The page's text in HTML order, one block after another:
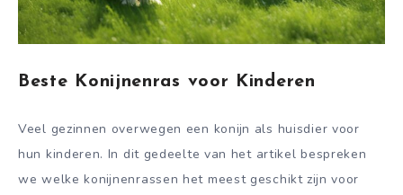
Beste Konijnenras voor Kinderen
Veel gezinnen overwegen een konijn als huisdier voor
hun kinderen. In dit gedeelte van het artikel bespreken
we welke konijnenrassen het meest geschikt zijn voor